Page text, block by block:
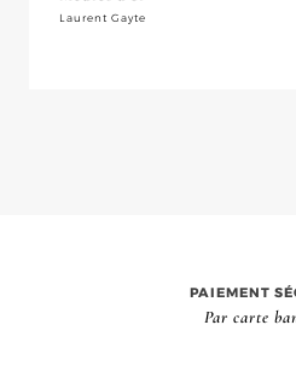
Laurent Gayte
PAIEMENT
Par carte